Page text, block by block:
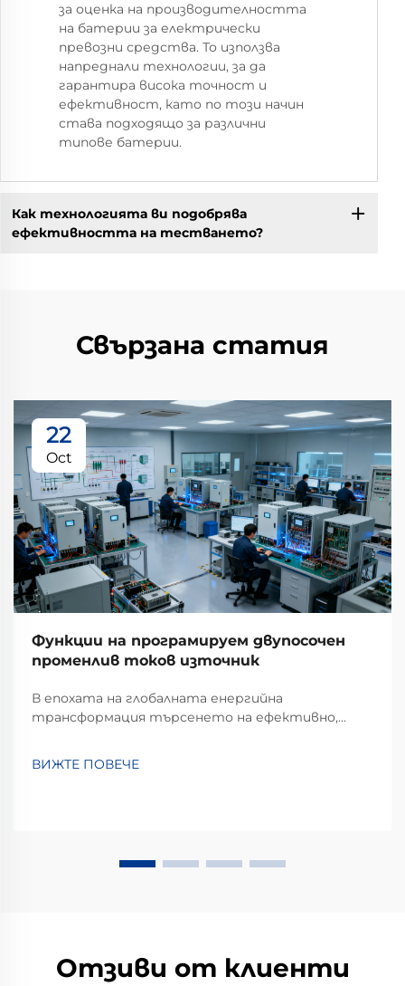
за оценка на производителността
на батерии за електрически
превозни средства. То използва
напреднали технологии, за да
гарантира висока точност и
ефективност, като по този начин
става подходящо за различни
типове батерии.
Как технологията ви подобрява
ефективността на тестването?
Свързана статия
22
Oct
Функции на програмируем двупосочен
променлив токов източник
В епохата на глобалната енергийна
трансформация търсенето на ефективно,
области като новите енергийни източници и
ВИЖТЕ ПОВЕЧЕ
Отзиви от клиенти